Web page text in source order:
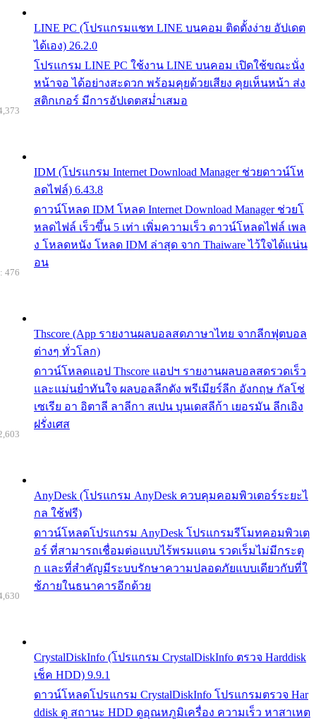
LINE PC (โปรแกรมแชท LINE บนคอม ติดตั้งง่าย อัปเดต
ได้เอง) 26.2.0
โปรแกรม LINE PC ใช้งาน LINE บนคอม เปิดใช้ขณะนั่ง
หน้าจอ ได้อย่างสะดวก พร้อมคุยด้วยเสียง คุยเห็นหน้า ส่ง
สติกเกอร์ มีการอัปเดตสม่ำเสมอ
IDM (โปรแกรม Internet Download Manager ช่วยดาวน์โห
ลดไฟล์) 6.43.8
ดาวน์โหลด IDM โหลด Internet Download Manager ช่วยโ
หลดไฟล์ เร็วขึ้น 5 เท่า เพิ่มความเร็ว ดาวน์โหลดไฟล์ เพล
ง โหลดหนัง โหลด IDM ล่าสุด จาก Thaiware ไว้ใจได้แน่น
อน
Thscore (App รายงานผลบอลสดภาษาไทย จากลีกฟุตบอล
ต่างๆ ทั่วโลก)
ดาวน์โหลดแอป Thscore แอปฯ รายงานผลบอลสดรวดเร็ว
และแม่นยำทันใจ ผลบอลลีกดัง พรีเมียร์ลีก อังกฤษ กัลโช่
เซเรีย อา อิตาลี ลาลีกา สเปน บุนเดสลีก้า เยอรมัน ลีกเอิง
ฝรั่งเศส
476
AnyDesk (โปรแกรม AnyDesk ควบคุมคอมพิวเตอร์ระยะไ
กล ใช้ฟรี)
ดาวน์โหลดโปรแกรม AnyDesk โปรแกรมรีโมทคอมพิวเต
อร์ ที่สามารถเชื่อมต่อแบบไร้พรมแดน รวดเร็มไม่มีกระตุ
ก และที่สำคัญมีระบบรักษาความปลอดภัยแบบเดียวกับที่ใ
ช้ภายในธนาคารอีกด้วย
CrystalDiskInfo (โปรแกรม CrystalDiskInfo ตรวจ Harddisk
เช็ค HDD) 9.9.1
ดาวน์โหลดโปรแกรม CrystalDiskInfo โปรแกรมตรวจ Har
ddisk ดู สถานะ HDD ดูอุณหภูมิเครื่อง ความเร็ว หาสาเหต